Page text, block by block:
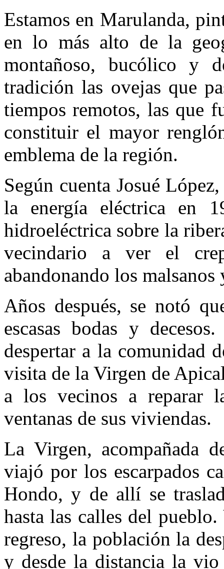
Estamos en Marulanda,
en lo más alto de la
montañoso, bucólico y
tradición las ovejas que
tiempos remotos, las que
constituir el mayor
emblema de la región.
Según cuenta Josué
la energía eléctrica en
hidroeléctrica sobre la
vecindario a ver el
abandonando los
Años después, se notó
escasas bodas y
despertar a la comunidad
visita de la Virgen de
a los vecinos a reparar
ventanas de sus viviendas.
La Virgen, acompañada
viajó por los escarpados
Hondo, y de allí se
hasta las calles del
regreso, la población la
y desde la distancia la vio